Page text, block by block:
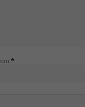
*